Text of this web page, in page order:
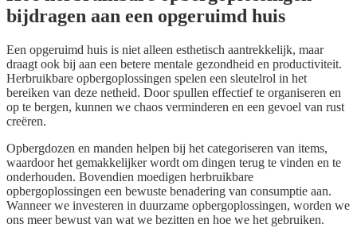
bijdragen aan een opgeruimd huis
Een opgeruimd huis is niet alleen esthetisch aantrekkelijk, maar
draagt ook bij aan een betere mentale gezondheid en productiviteit.
Herbruikbare opbergoplossingen spelen een sleutelrol in het
bereiken van deze netheid. Door spullen effectief te organiseren en
op te bergen, kunnen we chaos verminderen en een gevoel van rust
creëren.
Opbergdozen en manden helpen bij het categoriseren van items,
waardoor het gemakkelijker wordt om dingen terug te vinden en te
onderhouden. Bovendien moedigen herbruikbare
opbergoplossingen een bewuste benadering van consumptie aan.
Wanneer we investeren in duurzame opbergoplossingen, worden we
ons meer bewust van wat we bezitten en hoe we het gebruiken.